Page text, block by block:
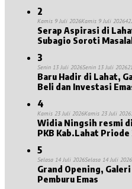
2
Kamis 9 Juli 2026Kamis 9 Juli 2026
Serap Aspirasi di
Subagio Soroti
3
Senin 13 Juli 2026Senin 13 Juli 2026
Baru Hadir di Lahat,
Beli dan Investasi
4
Kamis 23 Juli 2026Kamis 23 Juli 2026
Widia Ningsih resmi
PKB Kab.Lahat
5
Selasa 14 Juli 2026Selasa 14 Juli 2026
Grand Opening,
Pemburu Emas